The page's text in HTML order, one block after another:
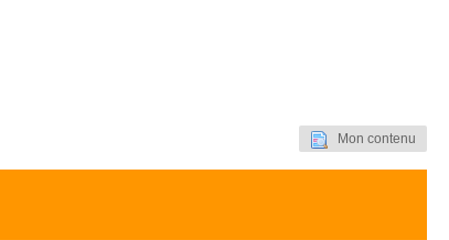
Mon contenu